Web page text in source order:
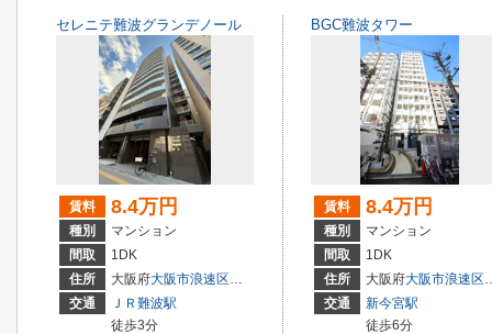
セレニテ難波グランデノール
賃料 8.4万円
種別
マンション
間取
1DK
住所
大阪府大阪市浪速区桜川
１丁目
交通
ＪＲ難波駅
徒歩3分
BGC難波タワー
賃料 8.4万円
種別
マンション
間取
1DK
住所
大阪府大阪市浪速区
交通
新今宮駅
徒歩6分